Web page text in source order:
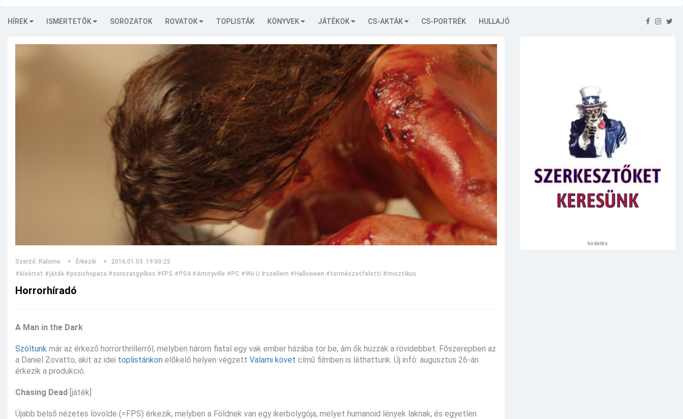
HÍREK ISMERTETŐK SOROZATOK ROVATOK TOPLISTÁK KÖNYVEK JÁTÉKOK CS-AKTÁK CS-PORTRÉK HULLAJÓ
Szerző: Ralome Érkezik
2016.01.03. 19:00:25
#kísértet #játék #pszichopata #sorozatgyilkos #FPS #PS4 #Amityville #PC #Wii U #szellem #Halloween #természetfeletti #misztikus
Horrorhíradó
A Man in the Dark
Szóltunk már az érkező horrorthrillerről, melyben három fiatal egy vak ember házába tör be, ám ők húzzák a rövidebbet. Főszerepben az
a Daniel Zovatto, akit az idei toplistánkon előkelő helyen végzett Valami követ című filmben is láthattunk. Új infó: augusztus 26-án
érkezik a produkció.
Chasing Dead [játék]
Újabb belső nézetes lövölde (=FPS) érkezik, melyben a Földnek van egy ikerbolygója, melyet humanoid lények laknak, és egyetlen
hirdetés